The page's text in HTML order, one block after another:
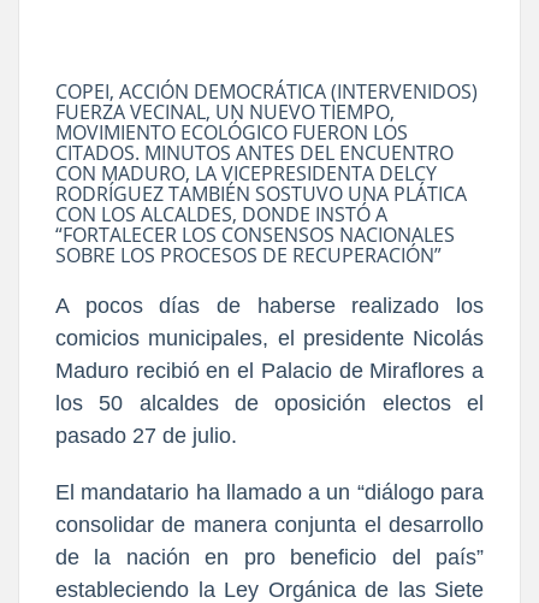
COPEI, ACCIÓN DEMOCRÁTICA (INTERVENIDOS)
FUERZA VECINAL, UN NUEVO TIEMPO,
MOVIMIENTO ECOLÓGICO FUERON LOS
CITADOS. MINUTOS ANTES DEL ENCUENTRO
CON MADURO, LA VICEPRESIDENTA DELCY
RODRÍGUEZ TAMBIÉN SOSTUVO UNA PLÁTICA
CON LOS ALCALDES, DONDE INSTÓ A
“FORTALECER LOS CONSENSOS NACIONALES
SOBRE LOS PROCESOS DE RECUPERACIÓN”
A pocos días de haberse realizado los
comicios municipales, el presidente Nicolás
Maduro recibió en el Palacio de Miraflores a
los 50 alcaldes de oposición electos el
pasado 27 de julio.
El mandatario ha llamado a un “diálogo para
consolidar de manera conjunta el desarrollo
de la nación en pro beneficio del país”
estableciendo la Ley Orgánica de las Siete